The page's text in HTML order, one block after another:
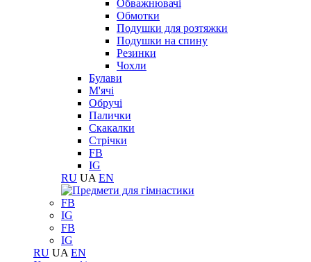
Обважнювачі
Обмотки
Подушки для розтяжки
Подушки на спину
Резинки
Чохли
Булави
М'ячі
Обручі
Палички
Скакалки
Стрічки
FB
IG
RU UA EN
FB
IG
FB
IG
RU UA EN